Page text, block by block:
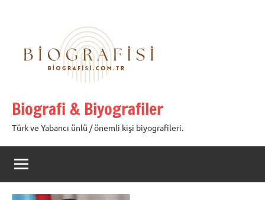
Biografi & Biyografiler
Türk ve Yabancı ünlü / önemli kişi biyografileri.